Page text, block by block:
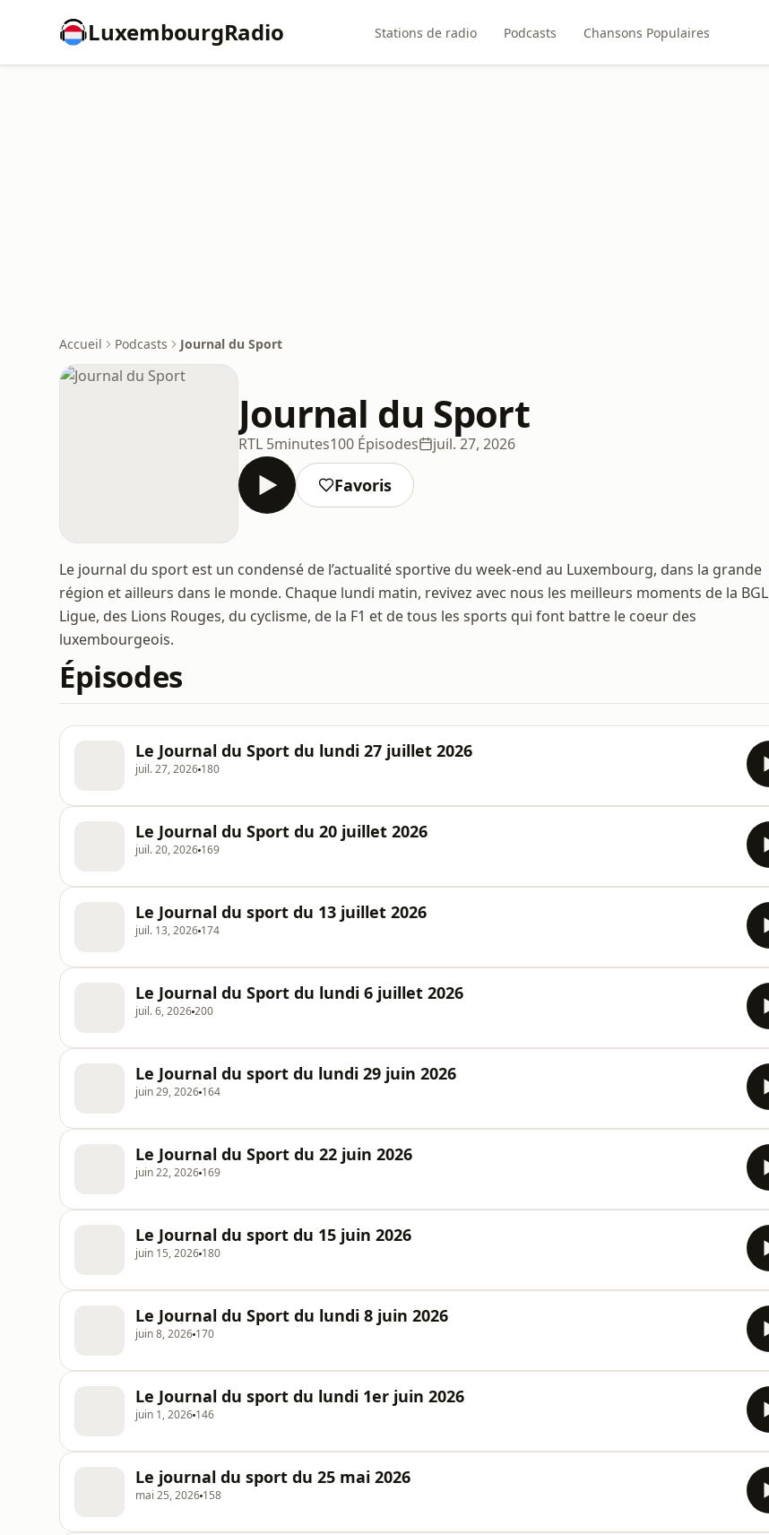
LuxembourgRadio Stations de radio Podcasts Chansons Populaires
Accueil Podcasts Journal du Sport
Journal du Sport
RTL 5minutes100 Épisodes juil. 27, 2026
Favoris
Le journal du sport est un condensé de l’actualité sportive du week-end au Luxembourg, dans la grande
région et ailleurs dans le monde. Chaque lundi matin, revivez avec nous les meilleurs moments de la BGL
Ligue, des Lions Rouges, du cyclisme, de la F1 et de tous les sports qui font battre le coeur des
luxembourgeois.
Épisodes
Le Journal du Sport du lundi 27 juillet 2026
juil. 27, 2026 180
Le Journal du Sport du 20 juillet 2026
juil. 20, 2026 169
Le Journal du sport du 13 juillet 2026
juil. 13, 2026 174
Le Journal du Sport du lundi 6 juillet 2026
juil. 6, 2026200
Le Journal du sport du lundi 29 juin 2026
juin 29, 2026 164
Le Journal du Sport du 22 juin 2026
juin 22, 2026 169
Le Journal du sport du 15 juin 2026
juin 15, 2026 180
Le Journal du Sport du lundi 8 juin 2026
juin 8, 2026 170
Le Journal du sport du lundi 1er juin 2026
juin 1, 2026 146
Le journal du sport du 25 mai 2026
mai 25, 2026 158